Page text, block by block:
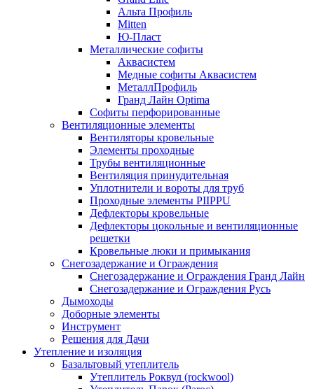
Альта Профиль
Mitten
Ю-Пласт
Металлические софиты
Аквасистем
Медные софиты Аквасистем
МеталлПрофиль
Гранд Лайн Optima
Софиты перфорированные
Вентиляционные элементы
Вентиляторы кровельные
Элементы проходные
Трубы вентиляционные
Вентиляция принудительная
Уплотнители и вороты для труб
Проходные элементы PIIPPU
Дефлекторы кровельные
Дефлекторы цокольные и вентиляционные
решетки
Кровельные люки и примыкания
Снегозадержание и Ограждения
Снегозадержание и Ограждения Гранд Лайн
Снегозадержание и Ограждения Русь
Дымоходы
Доборные элементы
Инструмент
Решения для Дачи
Утепление и изоляция
Базальтовый утеплитель
Утеплитель Роквул (rockwool)